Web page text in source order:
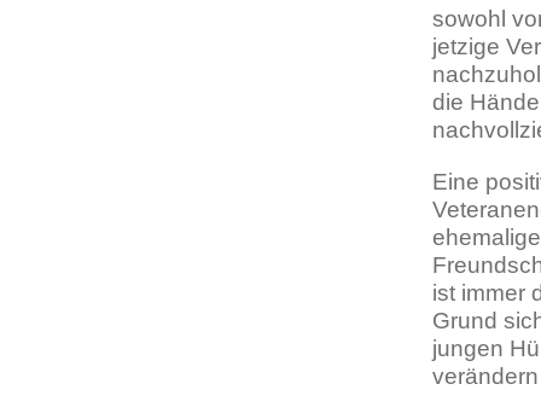
sowohl
jetzige
die
Eine
ist immer
Grund
jungen